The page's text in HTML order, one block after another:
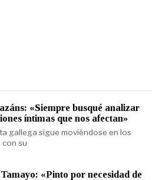
«Siempre busqué analizar
íntimas que nos afectan»
gallega sigue moviéndose en los
con su
«Pinto por necesidad de